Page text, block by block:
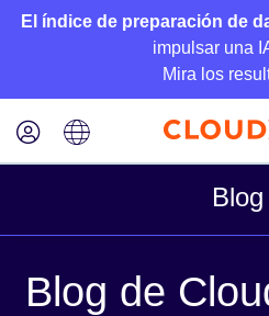
El índice de preparación de
impulsar una
Mira los
Blog
Temas
Blog de